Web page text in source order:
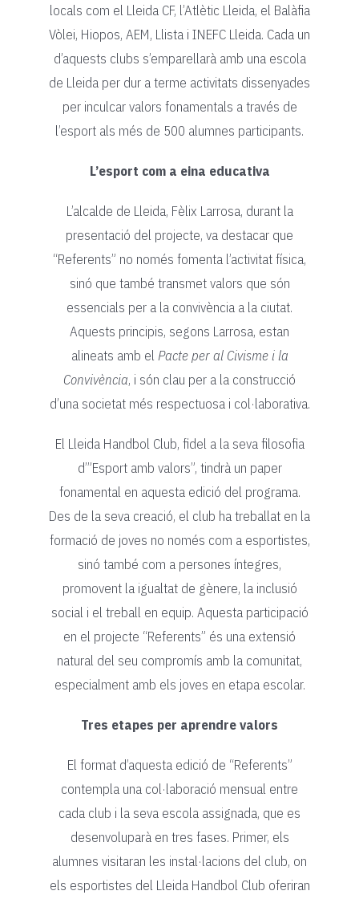
locals com el Lleida CF, l’Atlètic Lleida, el Balàfia
Vòlei, Hiopos, AEM, Llista i INEFC Lleida. Cada un
d’aquests clubs s’emparellarà amb una escola
de Lleida per dur a terme activitats dissenyades
per inculcar valors fonamentals a través de
l’esport als més de 500 alumnes participants.
L’esport com a eina educativa
L’alcalde de Lleida, Fèlix Larrosa, durant la
presentació del projecte, va destacar que
“Referents” no només fomenta l’activitat física,
sinó que també transmet valors que són
essencials per a la convivència a la ciutat.
Aquests principis, segons Larrosa, estan
alineats amb elPacte per al Civisme i la
Convivència, i són clau per a la construcció
d’una societat més respectuosa i col·laborativa.
El Lleida Handbol Club, fidel a la seva filosofia
d’”Esport amb valors”, tindrà un paper
fonamental en aquesta edició del programa.
Des de la seva creació, el club ha treballat en la
formació de joves no només com a esportistes,
sinó també com a persones íntegres,
promovent la igualtat de gènere, la inclusió
social i el treball en equip. Aquesta participació
en el projecte “Referents” és una extensió
natural del seu compromís amb la comunitat,
especialment amb els joves en etapa escolar.
Tres etapes per aprendre valors
El format d’aquesta edició de “Referents”
contempla una col·laboració mensual entre
cada club i la seva escola assignada, que es
desenvoluparà en tres fases. Primer, els
alumnes visitaran les instal·lacions del club, on
els esportistes del Lleida Handbol Club oferiran